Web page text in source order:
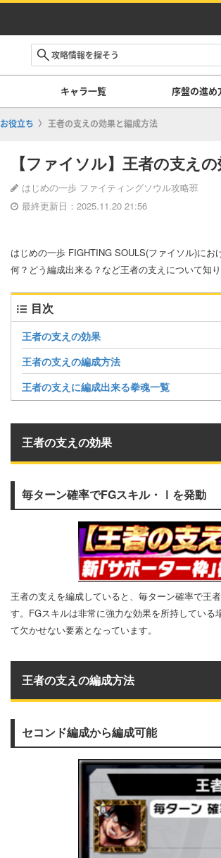
キャラ一覧 序盤の進め
お役立ち 王者の支えの効果と編成方法
【ファイソル】王者の支え
はじめの一歩 ファイティングソウル攻略班
最終更新日：2025.11.20 21:56
はじめの一歩 FIGHTING SOULS(ファイソル)に
何？どう編成出来る？など王者の支えについて知
目次
王者の支えの効果
王者の支えの編成方法
王者の支えに編成出来る拳魂一覧
王者の支えの効果
毎ターン確率でFGスキル・Ⅰを発動
王者の支えを編成していると、毎ターン確率で王
す。FGスキルは非常に強力な効果を所持してい
て欠かせない要素となっています。
王者の支えの編成方法
セコンド編成から編成可能